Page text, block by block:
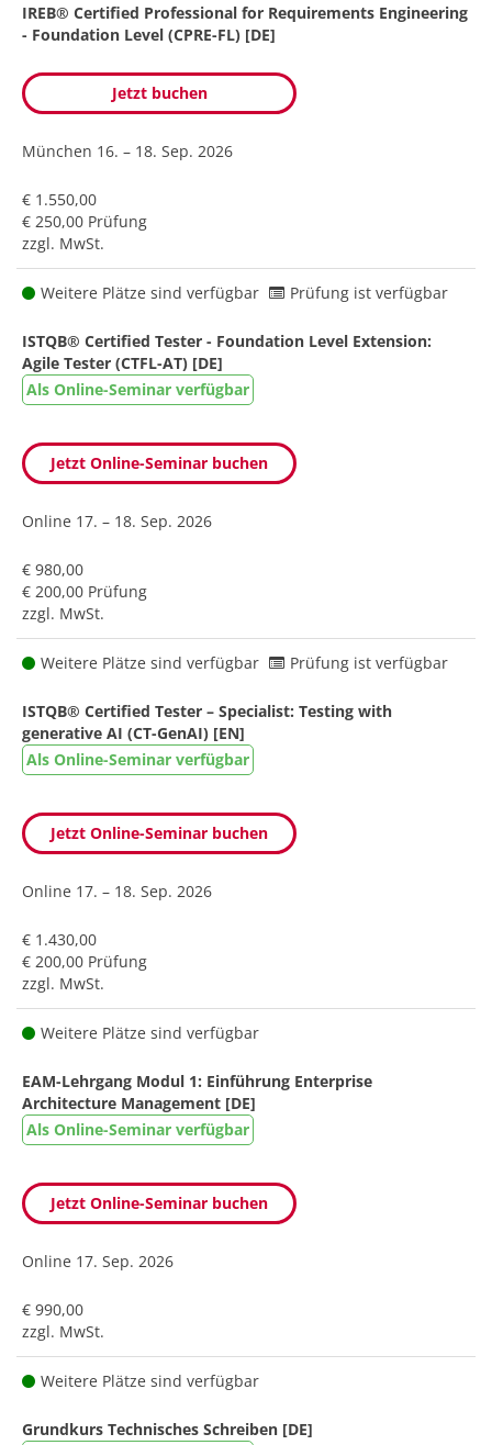
IREB® Certified Professional for Requirements Engineering
- Foundation Level (CPRE-FL) [DE]
Jetzt buchen
München 16. – 18. Sep. 2026
€ 1.550,00
€ 250,00 Prüfung
zzgl. MwSt.
Weitere Plätze sind verfügbar Prüfung ist verfügbar
ISTQB® Certified Tester - Foundation Level Extension:
Agile Tester (CTFL-AT) [DE]
Als Online-Seminar verfügbar
Jetzt Online-Seminar buchen
Online 17. – 18. Sep. 2026
€ 980,00
€ 200,00 Prüfung
zzgl. MwSt.
Weitere Plätze sind verfügbar Prüfung ist verfügbar
ISTQB® Certified Tester – Specialist: Testing with
generative AI (CT-GenAI) [EN]
Als Online-Seminar verfügbar
Jetzt Online-Seminar buchen
Online 17. – 18. Sep. 2026
€ 1.430,00
€ 200,00 Prüfung
zzgl. MwSt.
Weitere Plätze sind verfügbar
EAM-Lehrgang Modul 1: Einführung Enterprise
Architecture Management [DE]
Als Online-Seminar verfügbar
Jetzt Online-Seminar buchen
Online 17. Sep. 2026
€ 990,00
zzgl. MwSt.
Weitere Plätze sind verfügbar
Grundkurs Technisches Schreiben [DE]